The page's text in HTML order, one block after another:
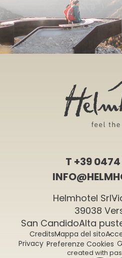
T +39
Helmhotel Srl
39038
San CandidoAlta
CreditsMappa del sito
Privacy Preferenze Cookies
created with